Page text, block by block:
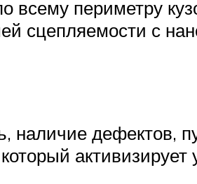
всему периметру
сцепляемости с
наличие дефектов,